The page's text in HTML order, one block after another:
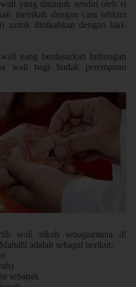
yang ditunjuk sendiri oleh si
menikah dengan cara tahkim
untuk dinikahkan dengan laki-
yang berdasarkan hubungan
wali bagi budak perempuan
wali nikah sebagaimana di
adalah sebagai berikut:
sebapak